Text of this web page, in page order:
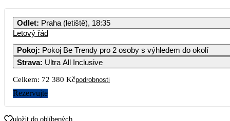
Odlet: Praha (letiště), 18:35
Letový řád
Pokoj: Pokoj Be Trendy pro 2 osoby s výhledem do okolí
Strava: Ultra All Inclusive
Celkem: 72 380 Kčpodrobnosti
Rezervujte
uložit do oblíbených